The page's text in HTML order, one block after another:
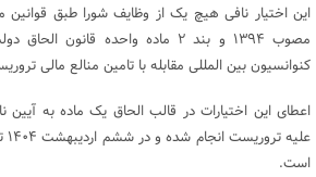
این اختیار نافی هیچ یک از وظایف شورا طبق قوانین
مصوب ۱۳۹۴ و بند ۲ ماده واحده
کنوانسیون بین المللی مقابله با تامین منالع مالی
اعطای این اختیارات در قالب الحاق یک ماده به آیین
است.